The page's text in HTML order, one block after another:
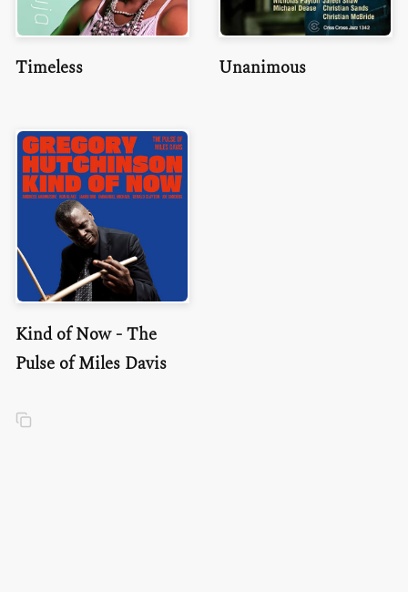
Timeless Unanimous
Kind of Now - The
Pulse of Miles Davis